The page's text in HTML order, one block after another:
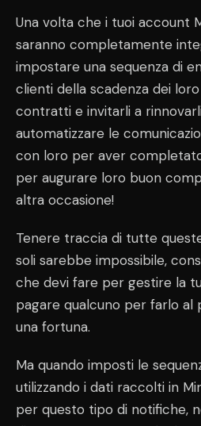
Una volta che i tuoi account
saranno completamente
impostare una sequenza di
clienti della scadenza dei
contratti e invitarli a
automatizzare le
con loro per aver
per augurare loro buon
altra occasione!
Tenere traccia di tutte
soli sarebbe impossibile,
che devi fare per gestire la
pagare qualcuno per farlo
una fortuna.
Ma quando imposti le
utilizzando i dati raccolti in
per questo tipo di notifiche,